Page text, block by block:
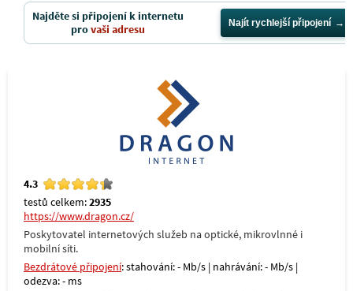
Najděte si připojení k internetu
provaši adresu Najít rychlejší připojení
4.3
testů celkem:2935
https://www.dragon.cz/
Poskytovatel internetových služeb na optické, mikrovlnné i
mobilní síti.
Bezdrátové připojení: stahování: - Mb/s | nahrávání: - Mb/s |
odezva: - ms